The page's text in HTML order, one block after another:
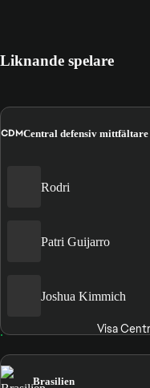
Liknande spelare
CDMCentral defensiv mittfältare
Rodri
Patri Guijarro
Joshua Kimmich
Visa
Brasilien